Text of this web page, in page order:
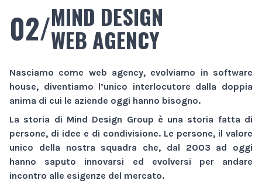
02/MIND DESIGN
WEB AGENCY
Nasciamo come web agency, evolviamo in software
house, diventiamo l’unico interlocutore dalla doppia
anima di cui le aziende oggi hanno bisogno.
La storia di Mind Design Group è una storia fatta di
persone, di idee e di condivisione. Le persone, il valore
unico della nostra squadra che, dal 2003 ad oggi
hanno saputo innovarsi ed evolversi per andare
incontro alle esigenze del mercato.